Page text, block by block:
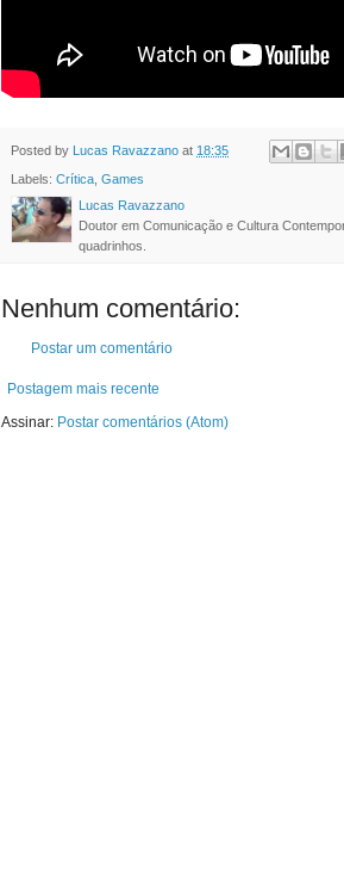
Posted by Lucas Ravazzano at 18:35
Labels: Crítica Games
Lucas Ravazzano
Doutor em Comunicação e Cultura
quadrinhos.
Nenhum comentário:
Postar um comentário
Postagem mais recente
Assinar: Postar comentários (Atom)